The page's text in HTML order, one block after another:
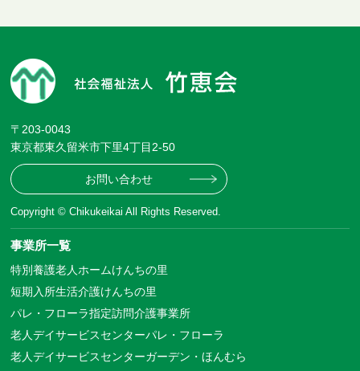
〒203-0043
東京都東久留米市下里4丁目2-50
お問い合わせ
Copyright © Chikukeikai All Rights Reserved.
事業所一覧
特別養護老人ホームけんちの里
短期入所生活介護けんちの里
パレ・フローラ指定訪問介護事業所
老人デイサービスセンターパレ・フローラ
老人デイサービスセンターガーデン・ほんむら